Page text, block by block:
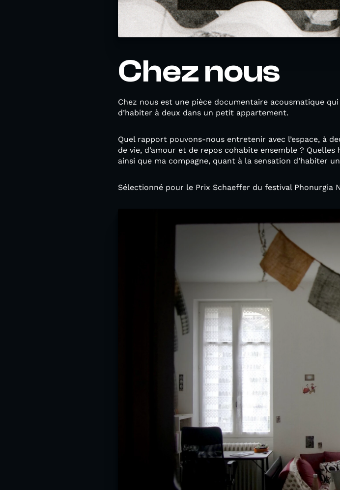
Chez nous
Chez nous est une pièce documentaire acousmatique
d’habiter à deux dans un petit appartement.
Quel rapport pouvons-nous entretenir avec l’espace, à
de vie, d’amour et de repos cohabite ensemble ?
ainsi que ma compagne, quant à la sensation d’habiter
Sélectionné pour le Prix Schaeffer du festival Phonurgia